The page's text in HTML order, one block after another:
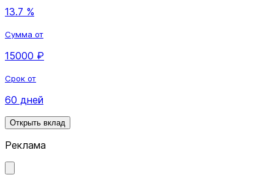
13.7 %
Сумма от
15000 ₽
Срок от
60 дней
Открыть вклад
Реклама